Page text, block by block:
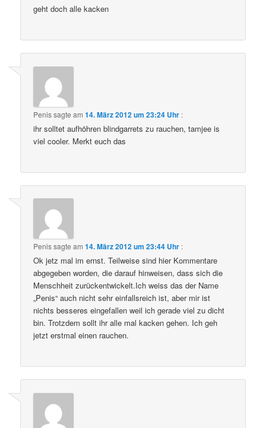
geht doch alle kacken
Penissagte am14. März 2012 um 23:24 Uhr :
ihr solltet aufhöhren blindgarrets zu rauchen, tamjee is
viel cooler. Merkt euch das
Penissagte am14. März 2012 um 23:44 Uhr :
Ok jetz mal im ernst. Teilweise sind hier Kommentare
abgegeben worden, die darauf hinweisen, dass sich die
Menschheit zurückentwickelt.Ich weiss das der Name
„Penis“ auch nicht sehr einfallsreich ist, aber mir ist
nichts besseres eingefallen weil ich gerade viel zu dicht
bin. Trotzdem sollt ihr alle mal kacken gehen. Ich geh
jetzt erstmal einen rauchen.